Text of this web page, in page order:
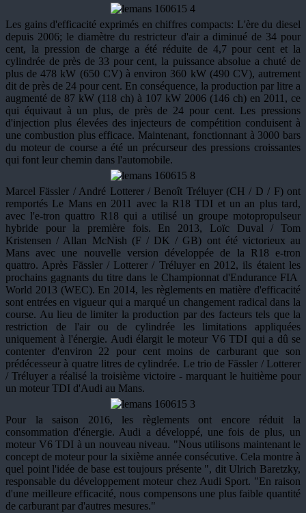
Les gains d'efficacité exprimés en chiffres compacts: L'ère du diesel
depuis 2006; le diamètre du restricteur d'air a diminué de 34 pour
cent, la pression de charge a été réduite de 4,7 pour cent et la
cylindrée de près de 33 pour cent, la puissance absolue a chuté de
plus de 478 kW (650 CV) à environ 360 kW (490 CV), autrement
dit de près de 24 pour cent. En conséquence, la production par litre a
augmenté de 87 kW (118 ch) à 107 kW 2006 (146 ch) en 2011, ce
qui équivaut à un plus, de près de 24 pour cent. Les pressions
d'injection plus élevées des injecteurs de compétition conduisent à
une combustion plus efficace. Maintenant, fonctionnant à 3000 bars
du moteur de course a été un précurseur des pressions croissantes
qui font leur chemin dans l'automobile.
Marcel Fässler / André Lotterer / Benoît Tréluyer (CH / D / F) ont
remportés Le Mans en 2011 avec la R18 TDI et un an plus tard,
avec l'e-tron quattro R18 qui a utilisé un groupe motopropulseur
hybride pour la première fois. En 2013, Loïc Duval / Tom
Kristensen / Allan McNish (F / DK / GB) ont été victorieux au
Mans avec une nouvelle version développée de la R18 e-tron
quattro. Après Fässler / Lotterer / Tréluyer en 2012, ils étaient les
prochains gagnants du titre dans le Championnat d'Endurance FIA ​​
World 2013 (WEC). En 2014, les règlements en matière d'efficacité
sont entrées en vigueur qui a marqué un changement radical dans la
course. Au lieu de limiter la production par des facteurs tels que la
restriction de l'air ou de cylindrée les limitations appliquées
uniquement à l'énergie. Audi élargit le moteur V6 TDI qui a dû se
contenter d'environ 22 pour cent moins de carburant que son
prédécesseur à quatre litres de cylindrée. Le trio de Fässler / Lotterer
/ Tréluyer a réalisé la troisième victoire - marquant le huitième pour
un moteur TDI d'Audi au Mans.
Pour la saison 2016, les règlements ont encore réduit la
consommation d'énergie. Audi a développé, une fois de plus, un
moteur V6 TDI à un nouveau niveau. "Nous utilisons maintenant le
concept de moteur pour la sixième année consécutive. Cela montre à
quel point l'idée de base est toujours présente ", dit Ulrich Baretzky,
responsable du développement moteur chez Audi Sport. "En raison
d'une meilleure efficacité, nous compensons une plus faible quantité
de carburant par d'autres mesures."